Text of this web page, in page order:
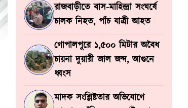
রাজবাড়ীতে বাস-মাহিন্দ্রা সংঘর্ষে
চালক নিহত, পাঁচ যাত্রী আহত
গোপালপুরে ১,৫০০ মিটার অবৈধ
চায়না দুয়ারী জাল জব্দ, আগুনে
ধ্বংস
মাদক সংশ্লিষ্টতার অভিযোগে